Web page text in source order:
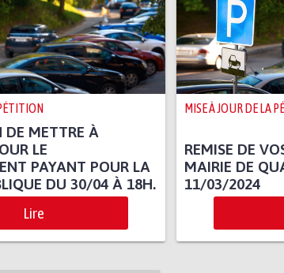
DE METTRE À
LE
PAYANT POUR LA
DU 30/04 À 18H.
Lire
MISE À JOUR DE LA
REMISE DE
MAIRIE DE
11/03/2024